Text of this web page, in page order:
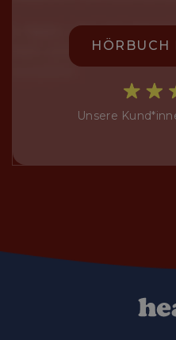
HÖRBUCH
Unsere